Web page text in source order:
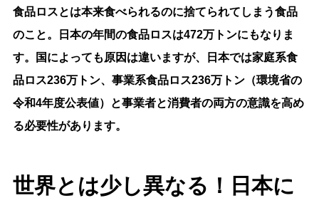
食品ロスとは本来食べられるのに捨てられてしまう食品
のこと。日本の年間の食品ロスは472万トンにもなりま
す。国によっても原因は違いますが、日本では家庭系食
品ロス236万トン、事業系食品ロス236万トン（環境省の
令和4年度公表値）と事業者と消費者の両方の意識を高め
る必要性があります。
世界とは少し異なる！日本に